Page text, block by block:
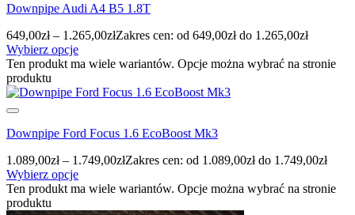
Downpipe Audi A4 B5 1.8T
649,00zł – 1.265,00złZakres cen: od 649,00zł do 1.265,00zł
Wybierz opcje
Ten produkt ma wiele wariantów. Opcje można wybrać na stronie
produktu
Downpipe Ford Focus 1.6 EcoBoost Mk3
1.089,00zł – 1.749,00złZakres cen: od 1.089,00zł do 1.749,00zł
Wybierz opcje
Ten produkt ma wiele wariantów. Opcje można wybrać na stronie
produktu